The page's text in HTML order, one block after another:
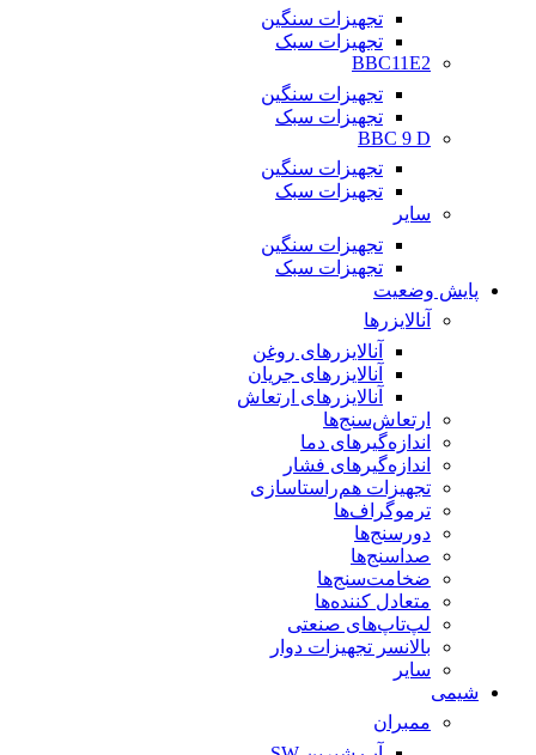
تجهیزات سنگین
تجهیزات سبک
BBC11E2
تجهیزات سنگین
تجهیزات سبک
BBC 9 D
تجهیزات سنگین
تجهیزات سبک
سایر
تجهیزات سنگین
تجهیزات سبک
پایش وضعیت
آنالایزرها
آنالایزرهای روغن
آنالایزرهای جریان
آنالایزرهای ارتعاش
ارتعاش‌سنج‌ها
اندازه‌گیرهای دما
اندازه‌گیرهای فشار
تجهیزات هم‌راستاسازی
ترموگراف‌ها
دورسنج‌ها
صداسنج‌ها
ضخامت‌سنج‌ها
متعادل کننده‌ها
لپ‌تاپ‌های صنعتی
بالانسر تجهیزات دوار
سایر
شیمی
ممبران